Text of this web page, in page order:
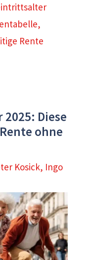
,
Rente
Diese
ohne
Kosick, Ingo